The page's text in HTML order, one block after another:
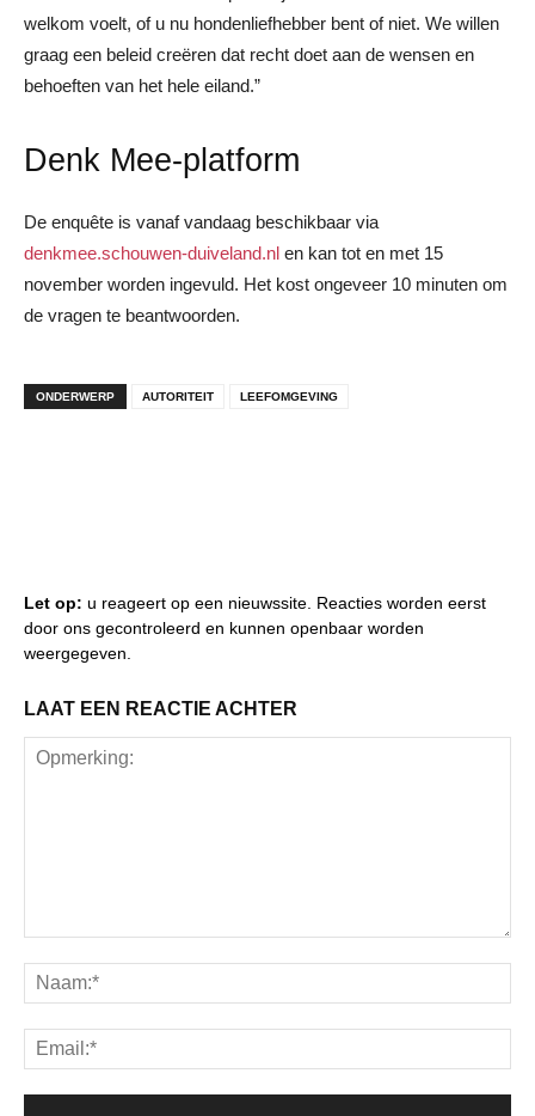
welkom voelt, of u nu hondenliefhebber bent of niet. We willen
graag een beleid creëren dat recht doet aan de wensen en
behoeften van het hele eiland.”
Denk Mee-platform
De enquête is vanaf vandaag beschikbaar via
denkmee.schouwen-duiveland.nl en kan tot en met 15
november worden ingevuld. Het kost ongeveer 10 minuten om
de vragen te beantwoorden.
ONDERWERP AUTORITEIT LEEFOMGEVING
Let op: u reageert op een nieuwssite. Reacties worden eerst
door ons gecontroleerd en kunnen openbaar worden
weergegeven.
LAAT EEN REACTIE ACHTER